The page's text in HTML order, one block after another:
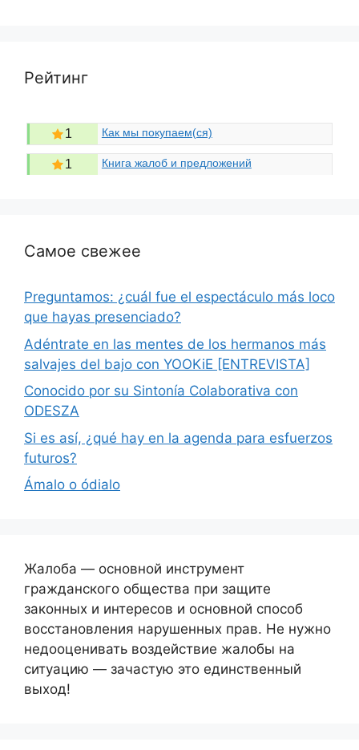
Рейтинг
1 Как мы покупаем(ся)
1 Книга жалоб и предложений
Самое свежее
Preguntamos: ¿cuál fue el espectáculo más loco
que hayas presenciado?
Adéntrate en las mentes de los hermanos más
salvajes del bajo con YOOKiE [ENTREVISTA]
Conocido por su Sintonía Colaborativa con
ODESZA
Si es así, ¿qué hay en la agenda para esfuerzos
futuros?
Ámalo o ódialo
Жалоба — основной инструмент
гражданского общества при защите
законных и интересов и основной способ
восстановления нарушенных прав. Не нужно
недооценивать воздействие жалобы на
ситуацию — зачастую это единственный
выход!